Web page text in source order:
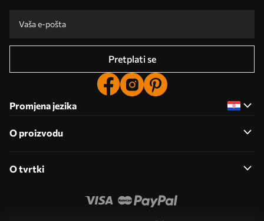
Pretplati se
Promjena jezika
O proizvodu
O tvrtki